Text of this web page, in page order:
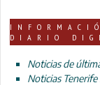
DIARIO
Noticias de
Noticias